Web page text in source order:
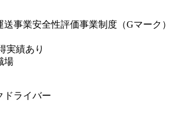
事業安全性評価事業制度（Gマーク）
実績あり
場
ドライバー